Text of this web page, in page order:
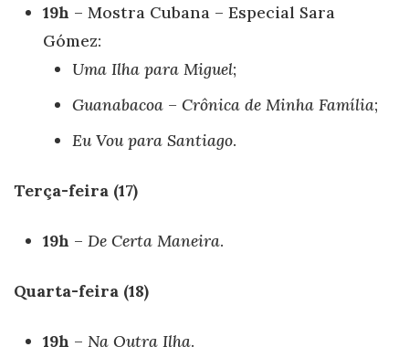
19h – Mostra Cubana – Especial Sara
Gómez:
Uma Ilha para Miguel;
Guanabacoa – Crônica de Minha Família;
Eu Vou para Santiago.
Terça-feira (17)
19h – De Certa Maneira.
Quarta-feira (18)
19h – Na Outra Ilha.